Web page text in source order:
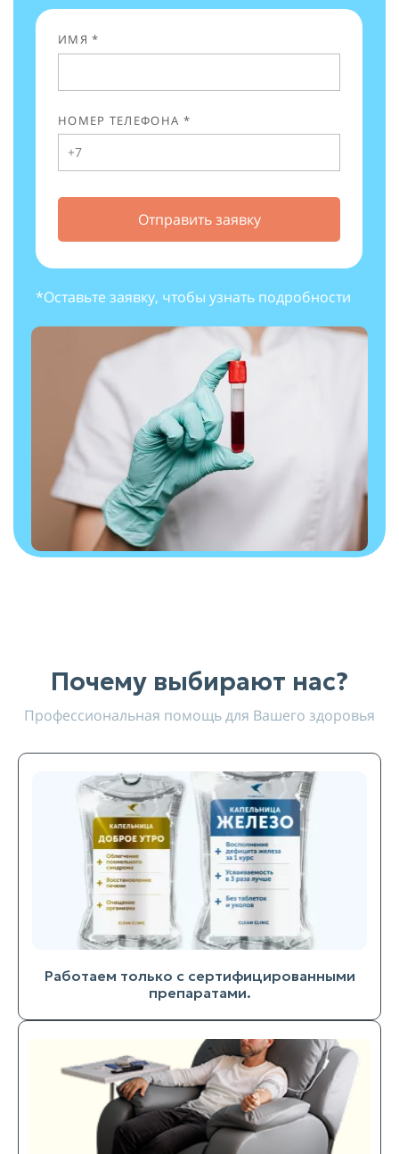
ИМЯ *
НОМЕР ТЕЛЕФОНА *
Отправить заявку
*Оставьте заявку, чтобы узнать подробности
Почему выбирают нас?
Профессиональная помощь для Вашего здоровья
Работаем только с сертифицированными
препаратами.